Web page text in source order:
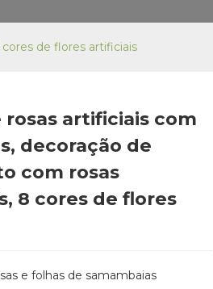
de flores artificiais
rosas artificiais com
decoração de
com rosas
8 cores de flores
e folhas de samambaias